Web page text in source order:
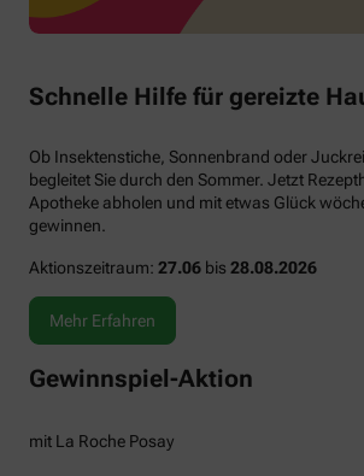
Schnelle Hilfe für gereizte
Ob Insektenstiche, Sonnenbrand oder
begleitet Sie durch den Sommer. Jetzt
Apotheke abholen und mit etwas Glück
gewinnen.
Aktionszeitraum: 27.06 bis 28.08.2026
Mehr Erfahren
Gewinnspiel-Aktion
mit La Roche Posay